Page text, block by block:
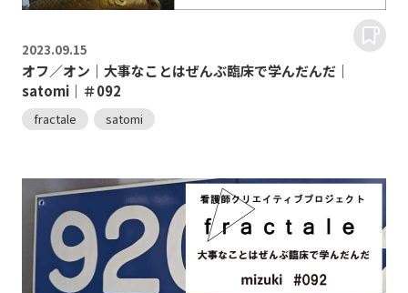
2023.09.15
オフ／オン｜大事なことはぜんぶ臨床で学んだんだ｜
satomi｜＃092
fractale satomi